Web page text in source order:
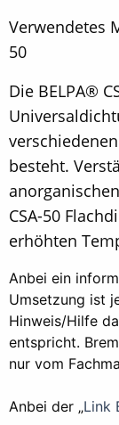
Verwendetes
50
Die BELPA®
besteht.
CSA-50
erhöhten
Anbei ein
Umsetzung ist
Hinweis/Hilfe
entspricht.
nur vom
Anbei der „Link